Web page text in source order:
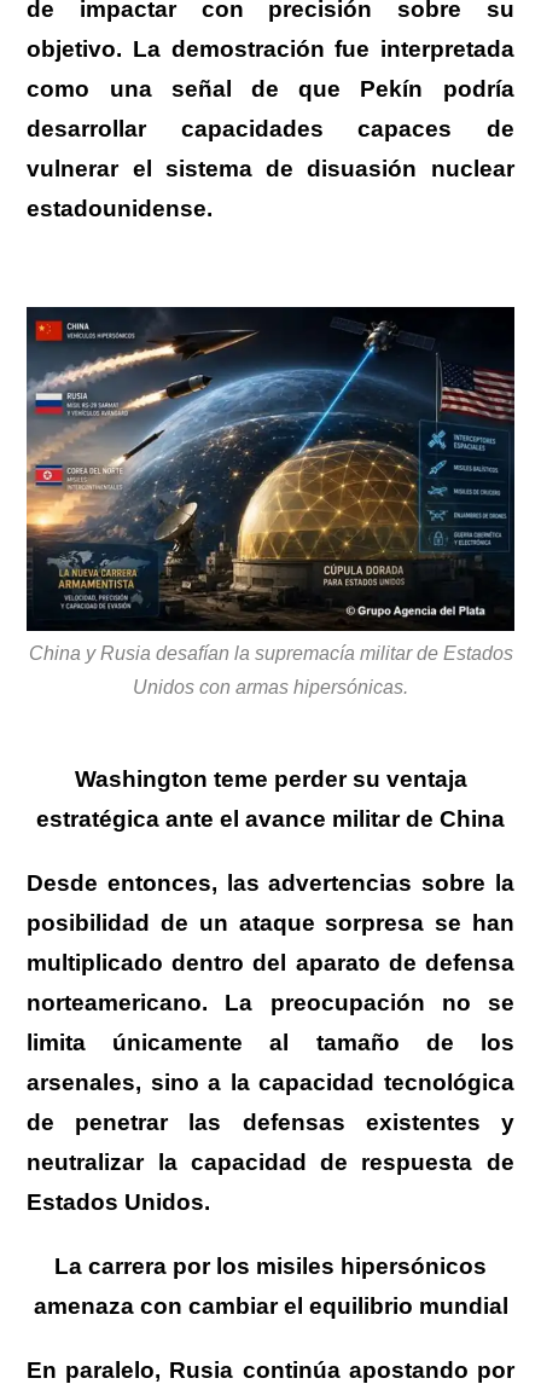
de impactar con precisión sobre su
objetivo. La demostración fue interpretada
como una señal de que Pekín podría
desarrollar capacidades capaces de
vulnerar el sistema de disuasión nuclear
estadounidense.
China y Rusia desafían la supremacía militar de Estados
Unidos con armas hipersónicas.
Washington teme perder su ventaja
estratégica ante el avance militar de China
Desde entonces, las advertencias sobre la
posibilidad de un ataque sorpresa se han
multiplicado dentro del aparato de defensa
norteamericano. La preocupación no se
limita únicamente al tamaño de los
arsenales, sino a la capacidad tecnológica
de penetrar las defensas existentes y
neutralizar la capacidad de respuesta de
Estados Unidos.
La carrera por los misiles hipersónicos
amenaza con cambiar el equilibrio mundial
En paralelo, Rusia continúa apostando por